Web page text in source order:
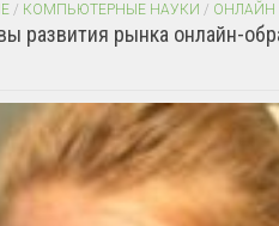
/ КОМПЬЮТЕРНЫЕ НАУКИ / ОНЛАЙН
развития рынка онлайн-